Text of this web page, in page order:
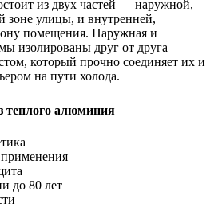
из двух частей — наружной,
зоне улицы, и внутренней,
помещения. Наружная и
изолированы друг от друга
который прочно соединяет их и
на пути холода.
теплого алюминия
до 80 лет